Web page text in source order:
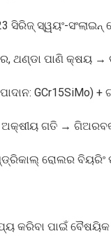
ସ୍ୱୟଂ-
ଥଣ୍ଡା ପାଣି କ୍ଷୟ →
GCr15SiMo)
ଅକ୍ଷୀୟ ଗତି →
ରୋଲର
କରିବା ପାଇଁ